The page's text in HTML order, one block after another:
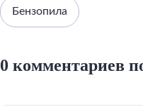
Бензопила
0 комментариев